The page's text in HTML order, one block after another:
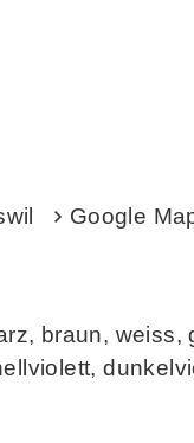
Google
braun, weiss,